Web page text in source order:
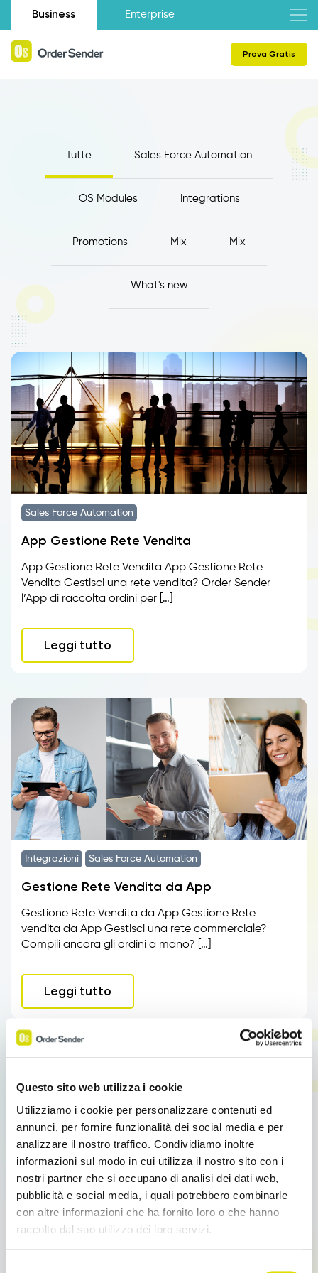
Questo sito web utilizza i cookie
Utilizziamo i cookie per personalizzare contenuti ed
annunci, per fornire funzionalità dei social media e per
analizzare il nostro traffico. Condividiamo inoltre
informazioni sul modo in cui utilizza il nostro sito con i
nostri partner che si occupano di analisi dei dati web,
pubblicità e social media, i quali potrebbero combinarle
con altre informazioni che ha fornito loro o che hanno
raccolto dal suo utilizzo dei loro servizi.
Business Enterprise
Prova Gratis
Tutte Sales Force Automation
OS Modules Integrations
Promotions Mix Mix
What's new
Sales Force Automation
App Gestione Rete Vendita
App Gestione Rete Vendita App Gestione Rete
Vendita Gestisci una rete vendita? Order Sender –
l’App di raccolta ordini per […]
Leggi tutto
Integrazioni Sales Force Automation
Gestione Rete Vendita da App
Gestione Rete Vendita da App Gestione Rete
vendita da App Gestisci una rete commerciale?
Compili ancora gli ordini a mano? […]
Leggi tutto
Come gestire la tua rete vendita?